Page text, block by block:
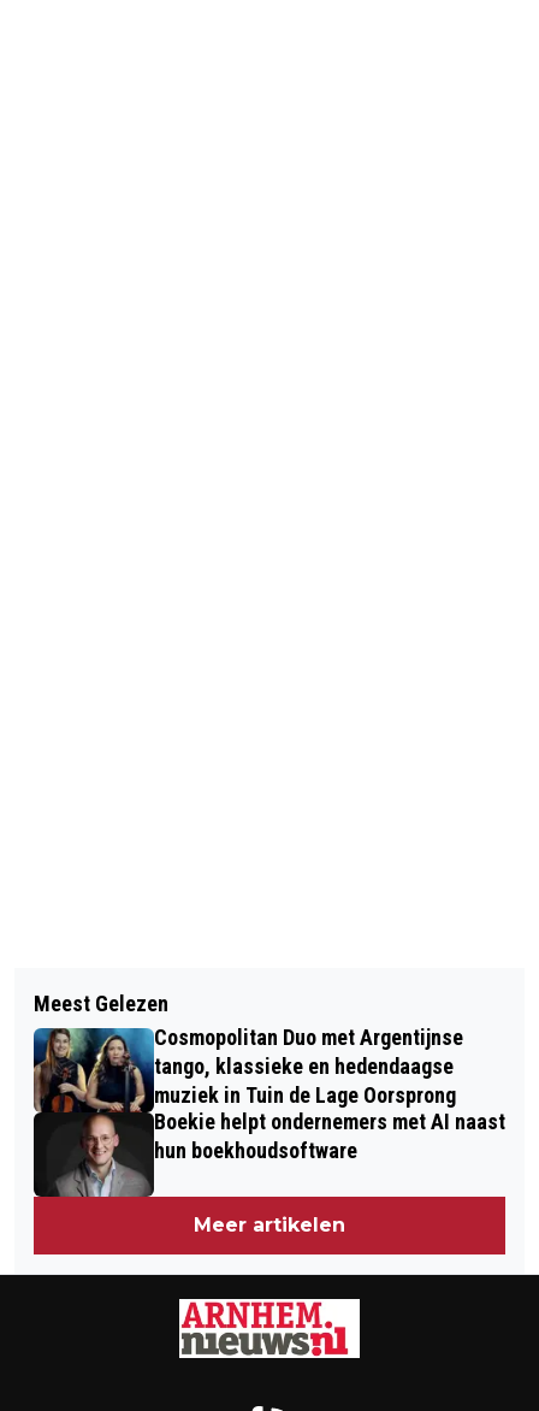
BLINDE LIEFDE VOOR SALSA IN
ARNHEM VANAF 14 MAART
SPONSOR-DINER BRENGT €410,- OP
VOOR KWF
Meest Gelezen
Cosmopolitan Duo met Argentijnse
tango, klassieke en hedendaagse
muziek in Tuin de Lage Oorsprong
Boekie helpt ondernemers met AI naast
hun boekhoudsoftware
Meer artikelen